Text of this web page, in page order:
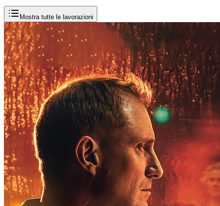
Mostra tutte le lavorazioni